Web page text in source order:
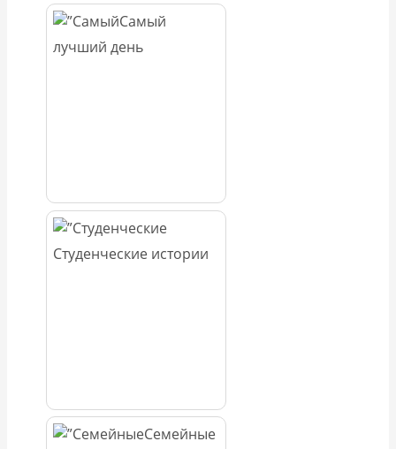
Самый
лучший день
Студенческие истории
Семейные